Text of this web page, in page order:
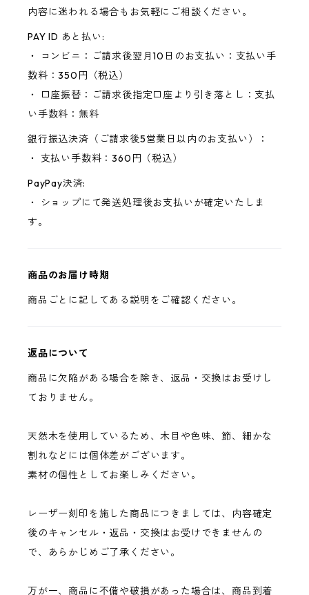
内容に迷われる場合もお気軽にご相談ください。
PAY ID あと払い:
・ コンビニ：ご請求後翌月10日のお支払い：支払い手
数料：350円（税込）
・ 口座振替：ご請求後指定口座より引き落とし：支払
い手数料：無料
銀行振込決済（ご請求後5営業日以内のお支払い）：
・ 支払い手数料：360円（税込）
PayPay決済:
・ ショップにて発送処理後お支払いが確定いたしま
す。
商品のお届け時期
商品ごとに記してある説明をご確認ください。
返品について
商品に欠陥がある場合を除き、返品・交換はお受けし
ておりません。
天然木を使用しているため、木目や色味、節、細かな
割れなどには個体差がございます。
素材の個性としてお楽しみください。
レーザー刻印を施した商品につきましては、内容確定
後のキャンセル・返品・交換はお受けできませんの
で、あらかじめご了承ください。
万が一、商品に不備や破損があった場合は、商品到着